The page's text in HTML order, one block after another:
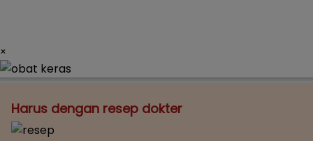
×
Harus dengan resep dokter